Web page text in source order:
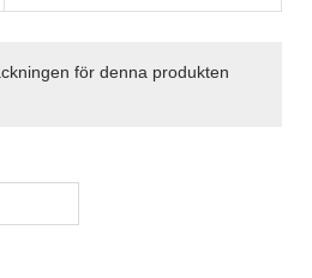
för denna produkten